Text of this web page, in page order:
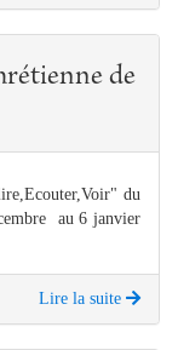
de
du
au 6 janvier
Lire la suite